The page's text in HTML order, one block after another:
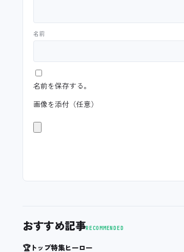
名前
名前を保存する。
画像を添付（任意）
おすすめ記事RECOMMENDED
🏆トップ特集ヒーロー